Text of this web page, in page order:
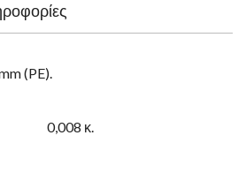
(PE).
0,008 κ.